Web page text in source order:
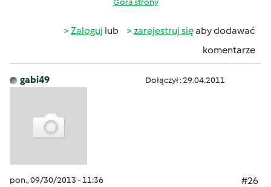
Zaloguj lub zarejestruj sięaby dodawać
komentarze
gabi49 Dołączył : 29.04.2011
pon., 09/30/2013 - 11:36
#26